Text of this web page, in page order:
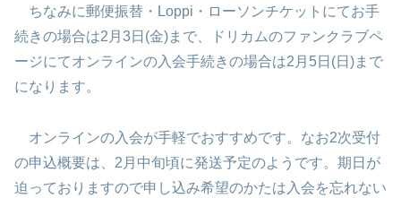
ちなみに郵便振替・Loppi・ローソンチケットにてお手
続きの場合は2月3日(金)まで、ドリカムのファンクラブペ
ージにてオンラインの入会手続きの場合は2月5日(日)まで
になります。
オンラインの入会が手軽でおすすめです。なお2次受付
の申込概要は、2月中旬頃に発送予定のようです。期日が
迫っておりますので申し込み希望のかたは入会を忘れない